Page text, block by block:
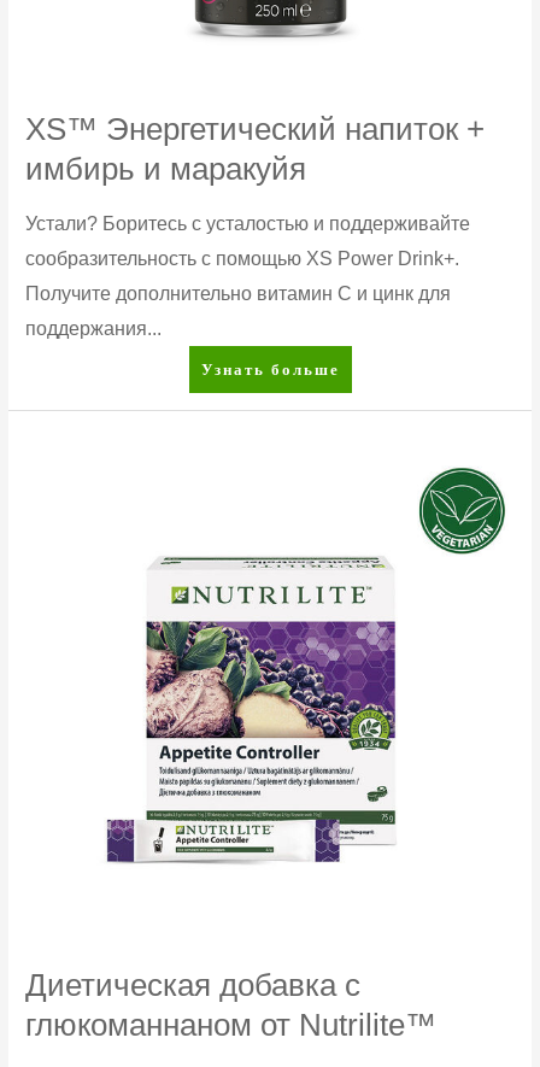
XS™ Энергетический напиток +
имбирь и маракуйя
Устали? Боритесь с усталостью и поддерживайте
сообразительность с помощью XS Power Drink+.
Получите дополнительно витамин C и цинк для
поддержания...
XS™
Энергетический
Узнать больше
Диетическая добавка с
глюкоманнаном от Nutrilite™